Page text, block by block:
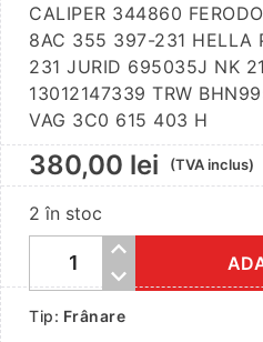
CALIPER 344860
8AC 355 397-231 HELLA
231 JURID 695035J NK
13012147339 TRW
VAG 3C0 615 403 H
380,00 lei (TVA inclus)
2 în stoc
Cantitate
cu
Tip: Frânare